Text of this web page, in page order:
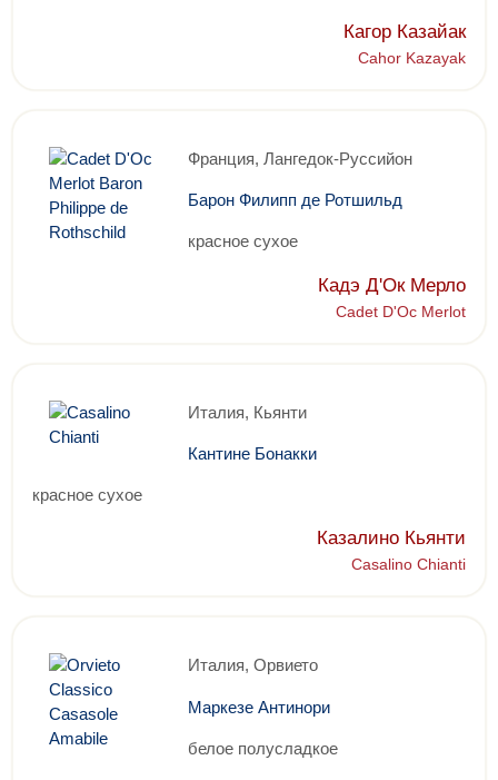
Кагор Казайак
Cahor Kazayak
Франция, Лангедок-Руссийон
Барон Филипп де Ротшильд
красное сухое
Кадэ Д'Ок Мерло
Cadet D'Oc Merlot
Италия, Кьянти
Кантине Бонакки
красное сухое
Казалино Кьянти
Casalino Chianti
Италия, Орвието
Маркезе Антинори
белое полусладкое